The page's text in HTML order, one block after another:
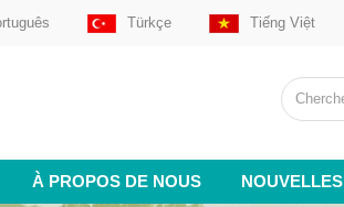
Türkçe Tiếng Việt
À PROPOS DE NOUS NOUVELLES